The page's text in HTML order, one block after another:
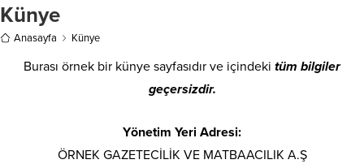
Künye
Anasayfa Künye
Burası örnek bir künye sayfasıdır ve içindeki tüm bilgiler
geçersizdir.
Yönetim Yeri Adresi:
ÖRNEK GAZETECİLİK VE MATBAACILIK A.Ş